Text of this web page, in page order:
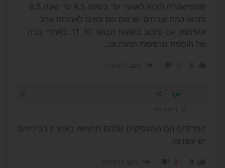
שהמישטרה תבוא לאושר עד בשעה 4.5 עד שעה 6.5
ותראו כמה שבחים יש שם הם באים לארוחת ערב
וטעימות. גם סיבוב בשעות הבוקר 10. 11. באתרי בניה
של הוספת מרפסות תמות וכו..
6
יוסי
החרידים הם המעסיקים שלהם תחפשו באזור ז בביניינים
יש עשרות
8
-3